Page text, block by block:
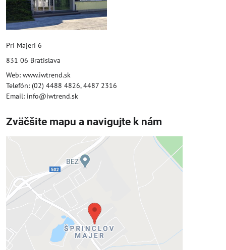
Pri Majeri 6
831 06 Bratislava
Web: www.iwtrend.sk
Telefón: (02) 4488 4826, 4487 2316
Email: info@iwtrend.sk
Zväčšite mapu a navigujte k nám
Externý obsah je blokovaný
Prajete si načítať externý obsah?
Povoliť tentokrát